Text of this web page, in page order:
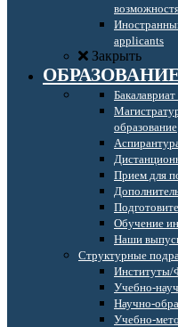
applicants
Закрыть
образование
Прием для
Обучение
Наши
Структурные
Институты/
Учебно-
Научно-
Учебно-